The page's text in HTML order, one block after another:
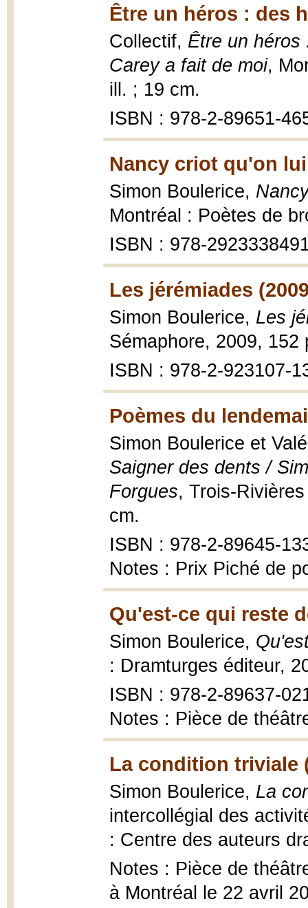
Être un héros : des
Collectif, Être un héros
Carey a fait de moi,
ill. ; 19 cm.
ISBN : 978-2-89651-
Nancy criot qu'on
Simon Boulerice,
Montréal : Poètes de
ISBN : 978-
Les jérémiades
Simon Boulerice, Les
Sémaphore, 2009, 152
ISBN : 978-2-923107-
Poèmes du
Simon Boulerice et
Saigner des dents /
Forgues, Trois-
cm.
ISBN : 978-2-89645-
Notes : Prix Piché de
Qu'est-ce qui reste
Simon Boulerice,
: Dramturges éditeur,
ISBN : 978-2-89637-
Notes : Pièce de
La condition triviale
Simon Boulerice, La
intercollégial des
: Centre des auteurs
Notes : Pièce de
à Montréal le 22 avril